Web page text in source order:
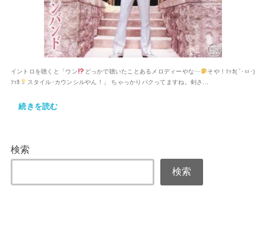
イントロを聴くと「ウン どっかで聴いたことあるメロディーやな⋯
そや！ｿｯｶ( ´･ㅂ･)
ｿｯｶ
スタイル･カウンシルやん！」 ちゃっかりパクってますね。剣さ...
続きを読む
検索
検索